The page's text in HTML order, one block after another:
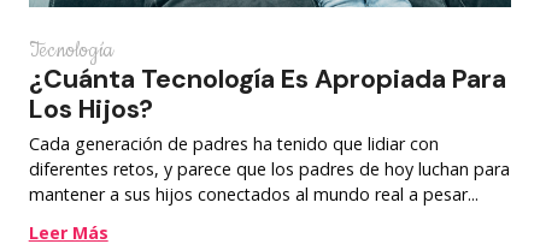
Tecnología
¿Cuánta Tecnología Es Apropiada Para
Los Hijos?
Cada generación de padres ha tenido que lidiar con
diferentes retos, y parece que los padres de hoy luchan para
mantener a sus hijos conectados al mundo real a pesar...
Leer Más